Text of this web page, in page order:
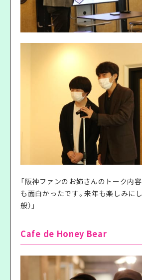
「阪神ファンのお姉さんのトーク内
も面白かったです。来年も楽しみに
般）」
Cafe de Honey Bear